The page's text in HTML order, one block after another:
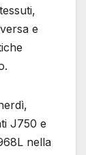
e
J750 e
nella